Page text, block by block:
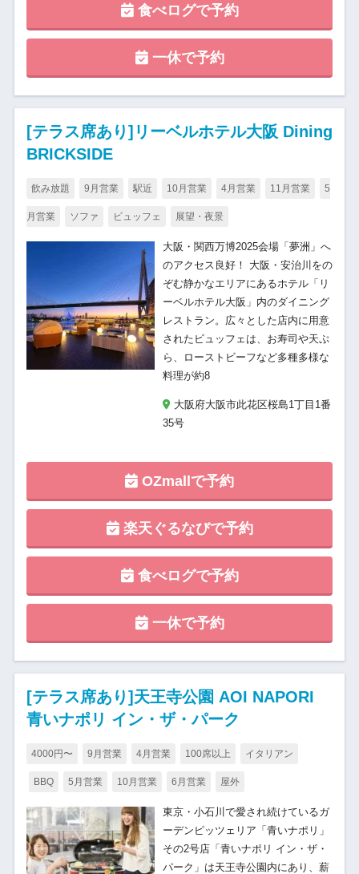
食べログで予約
一休で予約
[テラス席あり]リーベルホテル大阪 Dining
BRICKSIDE
飲み放題 9月営業 駅近 10月営業 4月営業 11月営業 5
月営業 ソファ ビュッフェ 展望・夜景
大阪・関西万博2025会場「夢洲」へ
のアクセス良好！ 大阪・安治川をの
ぞむ静かなエリアにあるホテル「リ
ーベルホテル大阪」内のダイニング
レストラン。広々とした店内に用意
されたビュッフェは、お寿司や天ぷ
ら、ローストビーフなど多種多様な
料理が約8
大阪府大阪市此花区桜島1丁目1番
35号
OZmallで予約
楽天ぐるなびで予約
食べログで予約
一休で予約
[テラス席あり]天王寺公園 AOI NAPORI
青いナポリ イン・ザ・パーク
4000円〜 9月営業 4月営業 100席以上 イタリアン
BBQ 5月営業 10月営業 6月営業 屋外
東京・小石川で愛され続けているガ
ーデンピッツェリア「青いナポリ」
その2号店「青いナポリ イン・ザ・
パーク」は天王寺公園内にあり、薪